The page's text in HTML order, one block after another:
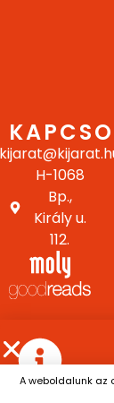
H-1068
Bp.,
Király u.
112.
A weboldalunk az